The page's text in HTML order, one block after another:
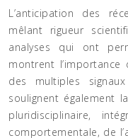
L’anticipation des
mêlant rigueur
analyses qui ont
montrent l’importance
des multiples
soulignent également
pluridisciplinaire,
comportementale, de